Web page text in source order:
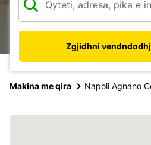
Zgjidhni
Makina me qira Napoli Agnano